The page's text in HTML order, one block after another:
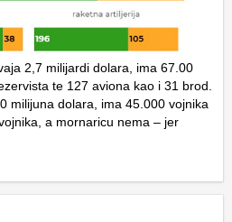
2,7 milijardi dolara, ima 67.00
te 127 aviona kao i 31 brod.
milijuna dolara, ima 45.000 vojnika
a mornaricu nema – jer